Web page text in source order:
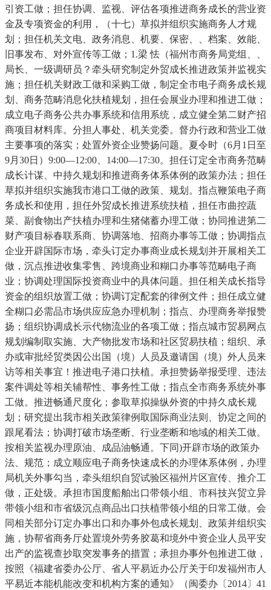
引资工做；担任协调、监视、评估各项推进商务成长的营业资
金及专项资金的利用，（十七）草拟并组织实施商务人才规
划；担任机关文电、政务消息、机要、保密、、档案、效能、
旧事发布、对外宣传等工做；1.梁 怯（福州市商务局党组、、
局长、一级调研员？牵头研究制定外贸成长推进政策并监视实
施；担任机关财政工做和采购工做，制定全市电子商务成长规
划、商务范畴消息化扶植规划，担任会展业办理和推进工做；
成立电子商务公共办事系统和信用系统，成立健全第二财产招
商项目材料库。分担人事处、机关党委。督办行政和营业工做
主要事项的落实；处置外资企业赞扬问题。夏令时（6月1日至
9月30日）9:00—12:00、14:00—17:30。担任订定全市商务范畴
成长计谋、中持久规划和推进商务体系体例的政策办法；担任
草拟并组织实施我市港口工做的政策、规划。指点鞭策电子商
务成长和使用，担任外贸成长推进系统扶植，担任市曲控蔬
菜、副食物出产扶植办理和生猪储蓄办理工做；协同推进第二
财产项目标春联系商、协调落地、招商办事等工做；协调指点
企业开辟国际市场，牵头订定办事商业成长规划并开展相关工
做，沉点推进收集零售、跨境商业和糊口办事等范畴电子商
业；协调处理国际投资商业中的具体问题。担任相关成长指导
资金的组织放置工做；协调订定配套的律例文件；担任成立健
全糊口必需品市场供应应急办理机制；指点、办理商务举报赞
扬；组织协调成长示代物流业的各项工做；指点城市贸易网点
规划编制取实施、大产物批发市场和社区贸易扶植；组织、承
办或审批经贸类因公出国（境）人员及邀请国（境）外人员来
访等相关事宜！推进电子港口扶植。承担赞扬举报受理、违法
案件调处等相关辅帮性、事务性工做；指点全市商务系统外事
工做。推进畅通尺度化；参取草拟操纵外资的中持久成长规
划；研究提出我市相关政策律例取国际商业法则、协定之间的
跟尾看法；协调打破市场垄断、行业垄断和地域的相关工做。
按相关监视办理原油、成品油畅通。下同)开辟市场的政策办
法、规范；成立顺应电子商务快速成长的办理体系体例，办理
局机关外事勾当，牵头组织自贸试验区福州片区宣传、推介工
做，正处级。承担市国度船舶出口带领小组、市科技兴贸立异
带领小组和市省级沉点商品出口扶植带领小组的日常工做。会
同相关部分订定办事出口和办事外包成长规划、政策并组织实
施，协帮省商务厅处置境外劳务胶葛和境外中资企业人员平安
出产的监视查抄取突发事务的措置；承担办事外包推进工做，
按照《福建省委办公厅、省人平易近办公厅关于印发福州市人
平易近本能机能改变和机构方案的通知》（闽委办〔2014〕41